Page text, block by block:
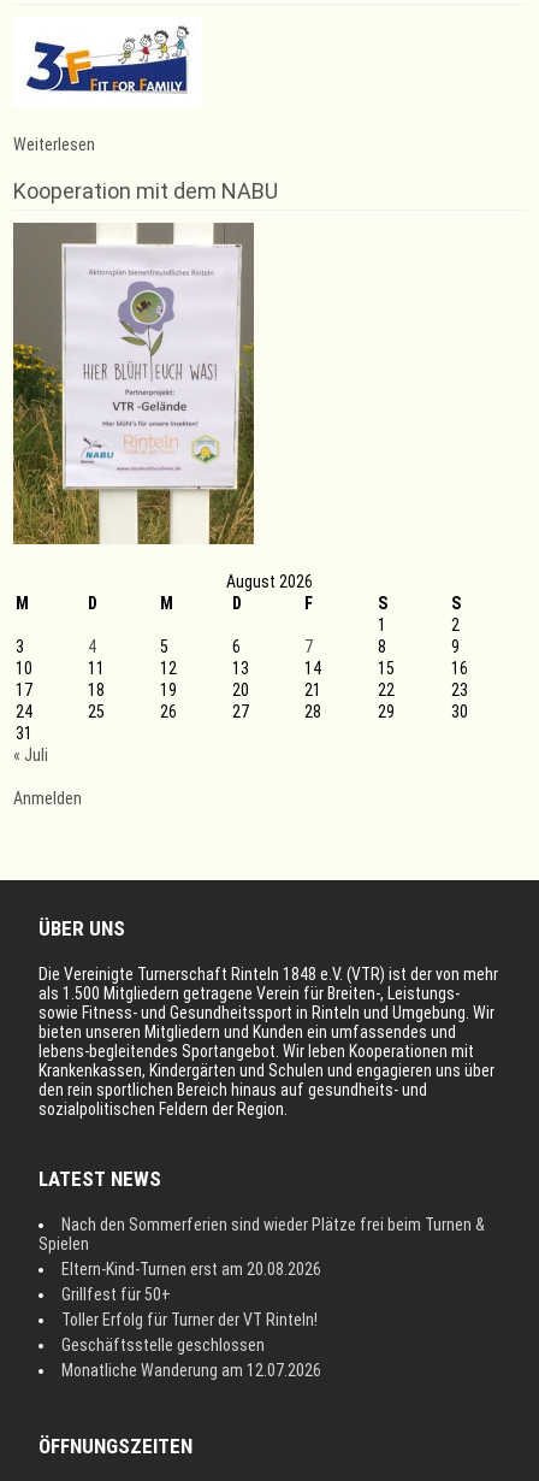
Weiterlesen
der
Sportabzeichen
2023
Kooperation mit dem NABU
August 2026
M
D M D F S
S
1
2
3
4 5 6 7 8
9
10
11 12 13 14 15
16
17
18 19 20 21 22
23
24
25 26 27 28 29
30
31
« Juli
Anmelden
ÜBER UNS
Die Vereinigte Turnerschaft Rinteln 1848 e.V. (VTR) ist der von mehr
als 1.500 Mitgliedern getragene Verein für Breiten-, Leistungs-
sowie Fitness- und Gesundheitssport in Rinteln und Umgebung. Wir
bieten unseren Mitgliedern und Kunden ein umfassendes und
lebens-begleitendes Sportangebot. Wir leben Kooperationen mit
Krankenkassen, Kindergärten und Schulen und engagieren uns über
den rein sportlichen Bereich hinaus auf gesundheits- und
sozialpolitischen Feldern der Region.
LATEST NEWS
Nach den Sommerferien sind wieder Plätze frei beim Turnen &
Spielen
Eltern-Kind-Turnen erst am 20.08.2026
Grillfest für 50+
Toller Erfolg für Turner der VT Rinteln!
Geschäftsstelle geschlossen
Monatliche Wanderung am 12.07.2026
ÖFFNUNGSZEITEN